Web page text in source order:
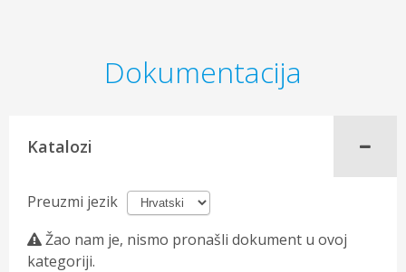
Dokumentacija
Katalozi
Preuzmi jezik
Žao nam je, nismo pronašli dokument u ovoj
kategoriji.